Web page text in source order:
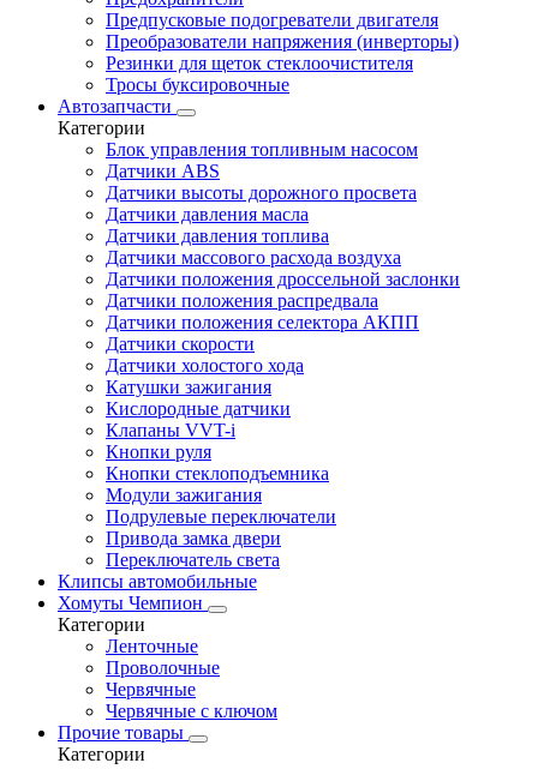
Предпусковые подогреватели двигателя
Преобразователи напряжения (инверторы)
Резинки для щеток стеклоочистителя
Тросы буксировочные
Автозапчасти
Категории
Блок управления топливным насосом
Датчики ABS
Датчики высоты дорожного просвета
Датчики давления масла
Датчики давления топлива
Датчики массового расхода воздуха
Датчики положения дроссельной заслонки
Датчики положения распредвала
Датчики положения селектора АКПП
Датчики скорости
Датчики холостого хода
Катушки зажигания
Кислородные датчики
Клапаны VVT-i
Кнопки руля
Кнопки стеклоподъемника
Модули зажигания
Подрулевые переключатели
Привода замка двери
Переключатель света
Клипсы автомобильные
Хомуты Чемпион
Категории
Ленточные
Проволочные
Червячные
Червячные с ключом
Прочие товары
Категории